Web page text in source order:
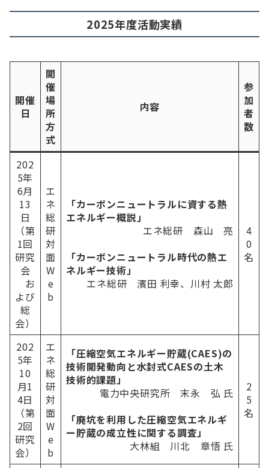
2025年度活動実績
開催
日
開
催
場
所
方
式
内容
参
加
者
数
202
5年
6⽉
13
⽇
（第
1回
研究
会
お
よび
総
会）
エ
ネ
総
研
対
面
W
e
b
「カーボンニュートラルに資する熱
エネルギー概説」
エネ総研 森⼭ 亮
「カーボンニュートラル時代の熱エ
ネルギー技術」
エネ総研 濱⽥ 利幸、川村 太郎
4
0
名
202
5年
10
⽉1
4⽇
（第
2回
研究
会）
エ
ネ
総
研
対
面
W
e
b
「圧縮空気エネルギー貯蔵(CAES)の
技術開発動向と⽔封式CAESの⼟⽊
技術的課題」
電⼒中央研究所 末永 弘 ⽒
「廃坑を利⽤した圧縮空気エネルギ
ー貯蔵の成⽴性に関する調査」
⼤林組 川北 章悟 ⽒
2
5
名